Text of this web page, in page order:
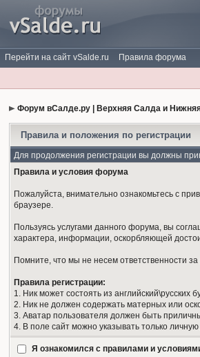
Перейти на сайт vSalde.ru Правила форума
Форум вСалде.ру | Верхняя Салда и
Правила и положения по регистрации
Для продолжения регистрации вы должны
Правила и условия форума
Пожалуйста, внимательно ознакомьтесь с
браузере.
Пользуясь услугами данного форума, вы
характера, информации, оскорбляющей
Помните, что мы не несем ответственности
Правила регистрации:
1. Ник может состоять из английский\русских
2. Ник не должен содержать матерных или
3. Аватар пользователя должен быть
4. В поле сайт можно указывать только
Я ознакомился с правилами и